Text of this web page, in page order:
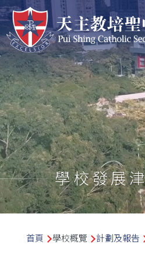
移至主內容
學校發展
航
首頁 學校概覽 計劃及報告